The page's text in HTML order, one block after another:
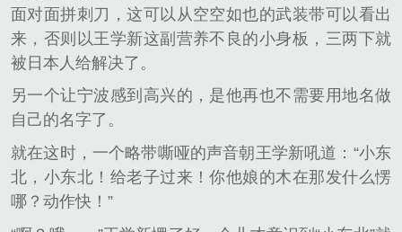
面对面拼刺刀，这可以从空空如也的武装带可以看出
来，否则以王学新这副营养不良的小身板，三两下就
被日本人给解决了。
另一个让宁波感到高兴的，是他再也不需要用地名做
自己的名字了。
就在这时，一个略带嘶哑的声音朝王学新吼道：“小东
北，小东北！给老子过来！你他娘的木在那发什么愣
哪？动作快！”